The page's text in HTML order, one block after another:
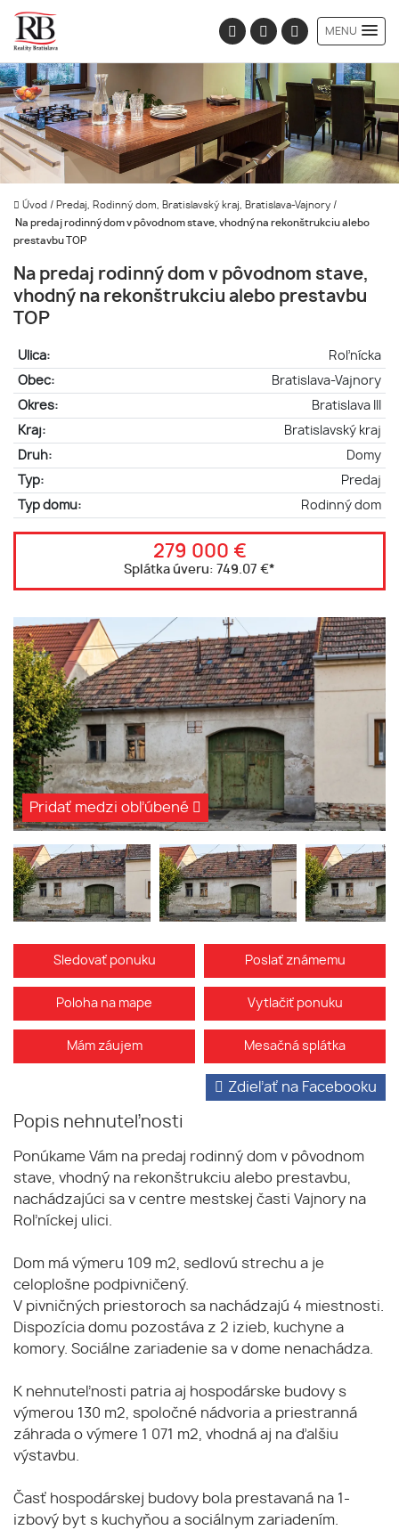
MENU
Úvod / Predaj, Rodinný dom, Bratislavský kraj, Bratislava-Vajnory /
Na predaj rodinný dom v pôvodnom stave, vhodný na rekonštrukciu alebo
prestavbu TOP
Na predaj rodinný dom v pôvodnom stave,
vhodný na rekonštrukciu alebo prestavbu
TOP
Ulica:
Roľnícka
Obec:
Bratislava-Vajnory
Okres:
Bratislava III
Kraj:
Bratislavský kraj
Druh:
Domy
Typ:
Predaj
Typ domu:
Rodinný dom
279 000 €
Splátka úveru: 749.07 €*
Pridať medzi obľúbené
Sledovať ponuku Poslať známemu
Poloha na mape Vytlačiť ponuku
Mám záujem Mesačná splátka
Popis nehnuteľnosti
Zdieľať na Facebooku
Ponúkame Vám na predaj rodinný dom v pôvodnom
stave, vhodný na rekonštrukciu alebo prestavbu,
nachádzajúci sa v centre mestskej časti Vajnory na
Roľníckej ulici.
Dom má výmeru 109 m2, sedlovú strechu a je
celoplošne podpivničený.
V pivničných priestoroch sa nachádzajú 4 miestnosti.
Dispozícia domu pozostáva z 2 izieb, kuchyne a
komory. Sociálne zariadenie sa v dome nenachádza.
K nehnuteľnosti patria aj hospodárske budovy s
výmerou 130 m2, spoločné nádvoria a priestranná
záhrada o výmere 1 071 m2, vhodná aj na ďalšiu
výstavbu.
Časť hospodárskej budovy bola prestavaná na 1-
izbový byt s kuchyňou a sociálnym zariadením.